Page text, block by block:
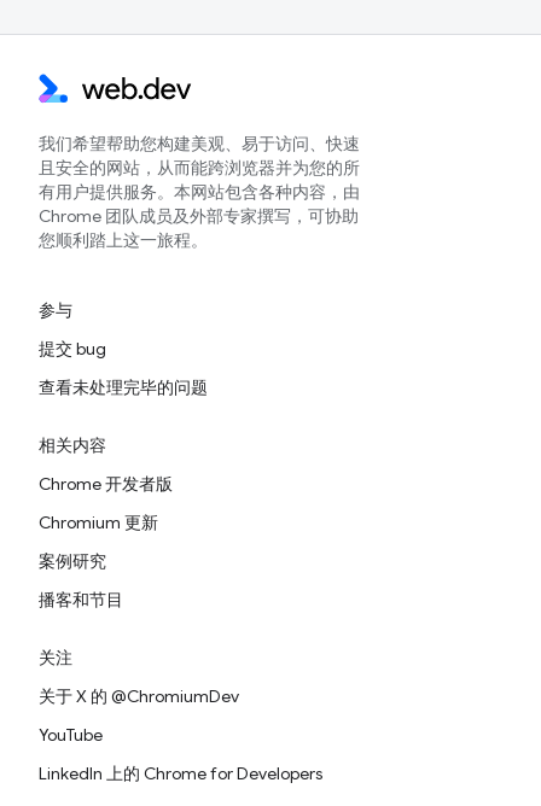
我们希望帮助您构建美观、易于访问、快速
且安全的网站，从而能跨浏览器并为您的所
有用户提供服务。本网站包含各种内容，由
Chrome 团队成员及外部专家撰写，可协助
您顺利踏上这一旅程。
参与
提交 bug
查看未处理完毕的问题
相关内容
Chrome 开发者版
Chromium 更新
案例研究
播客和节目
关注
关于 X 的 @ChromiumDev
YouTube
LinkedIn 上的 Chrome for Developers